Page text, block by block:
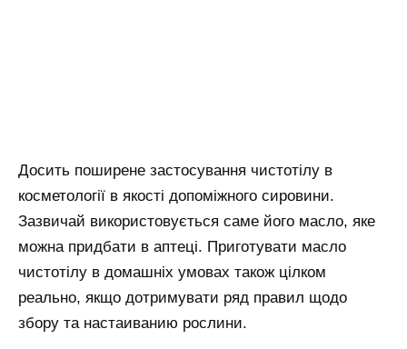
Досить поширене застосування чистотілу в
косметології в якості допоміжного сировини.
Зазвичай використовується саме його масло, яке
можна придбати в аптеці. Приготувати масло
чистотілу в домашніх умовах також цілком
реально, якщо дотримувати ряд правил щодо
збору та настаиванию рослини.